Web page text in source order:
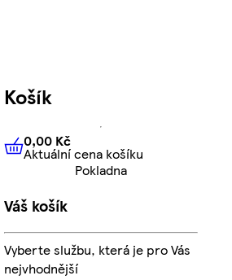
Košík
0,00 KčAktuální cena košíku
0,00 Kč
Aktuální cena košíku
Pokladna
Váš košík
Vyberte službu, která je pro Vás
nejvhodnější